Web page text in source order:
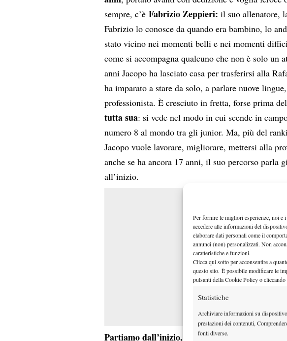
Per fornire le migliori esperienze, noi e
accedere alle informazioni del
elaborare dati personali come il
annunci (non) personalizzati. Non
caratteristiche e funzioni.
Clicca qui sotto per acconsentire a
questo sito. È possibile modificare le
pulsanti della Cookie Policy o
Statistiche
Archiviare informazioni su
prestazioni dei contenuti,
fonti diverse.
sempre, c’èFabrizio Zeppieri: il suo allenatore,
Fabrizio lo conosce da quando era bambino, lo
stato vicino nei momenti belli e nei momenti
come si accompagna qualcuno che non è solo un
anni Jacopo ha lasciato casa per trasferirsi alla
ha imparato a stare da solo, a parlare nuove
professionista. È cresciuto in fretta, forse prima
tutta sua: si vede nel modo in cui scende in
numero 8 al mondo tra gli junior. Ma, più del
Jacopo vuole lavorare, migliorare, mettersi alla
anche se ha ancora 17 anni, il suo percorso parla
all’inizio.
Partiamo dall’inizio, quando hai iniziato a